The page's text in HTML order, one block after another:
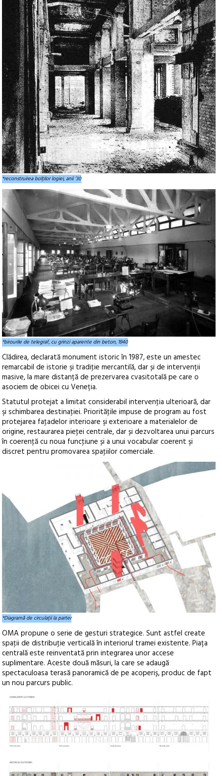
*reconstruirea bolților logiei, anii ’30
*birourile de telegraf, cu grinzi aparente din beton, 1940
Clădirea, declarată monument istoric în 1987, este un amestec
remarcabil de istorie şi tradiţie mercantilă, dar și de intervenții
masive, la mare distanță de prezervarea cvasitotală pe care o
asociem de obicei cu Veneția.
Statutul protejat a limitat considerabil intervenţia ulterioară, dar
şi schimbarea destinaţiei. Priorităţile impuse de program au fost
protejarea faţadelor interioare şi exterioare a materialelor de
origine, restaurarea pieţei centrale, dar și dezvoltarea unui parcurs
în coerenţă cu noua funcţiune și a unui vocabular coerent şi
discret pentru promovarea spaţiilor comerciale.
*Diagramă de circulații la parter
OMA propune o serie de gesturi strategice. Sunt astfel create
spaţii de distribuţie verticală în interiorul tramei existente. Piața
centrală este reinventată prin integrarea unor accese
suplimentare. Aceste două măsuri, la care se adaugă
spectaculoasa terasă panoramică de pe acoperiș, produc de fapt
un nou parcurs public.